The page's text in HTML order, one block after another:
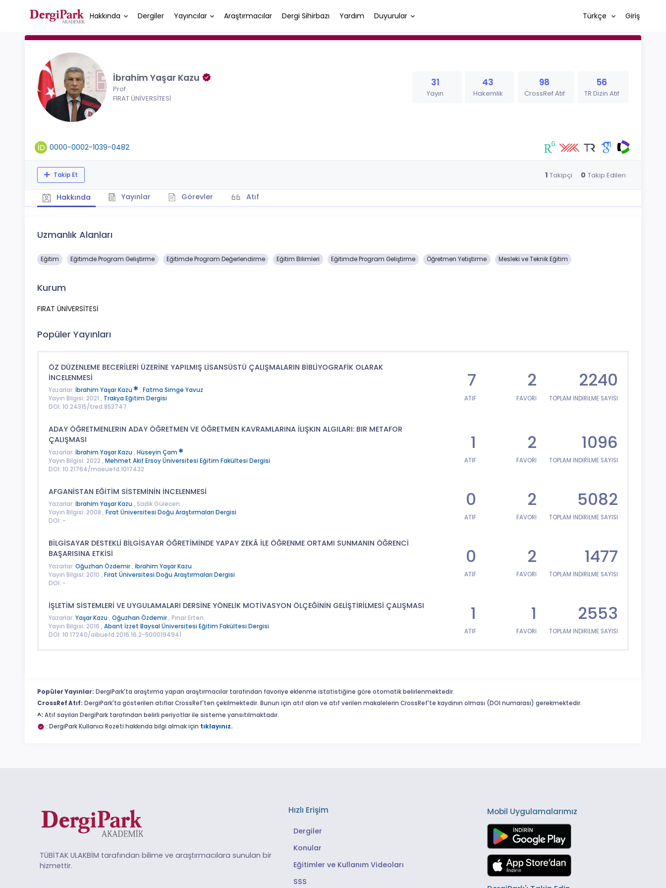
Hakkında Dergiler Yayıncılar Araştırmacılar Dergi Sihirbazı Yardım Duyurular Türkçe Giriş
İbrahim Yaşar Kazu
Prof.
FIRAT ÜNİVERSİTESİ
31
Yayın
43
Hakemlik
98
CrossRef Atıf
56
TR Dizin Atıf
0000-0002-1039-0482
Takip Et 1 Takipçi 0 Takip Edilen
Hakkında Yayınlar Görevler Atıf
Uzmanlık Alanları
Eğitim Eğitimde Program Geliştirme Eğitimde Program Değerlendirme Eğitim Bilimleri Eğitimde Program Geliştirme Öğretmen Yetiştirme Mesleki ve Teknik Eğitim
Kurum
FIRAT ÜNİVERSİTESİ
Popüler Yayınları
ÖZ DÜZENLEME BECERİLERİ ÜZERİNE YAPILMIŞ LİSANSÜSTÜ ÇALIŞMALARIN BİBLİYOGRAFİK OLARAK
İNCELENMESİ
Yazarlar: İbrahim Yaşar Kazu , Fatma Simge Yavuz
Yayın Bilgisi: 2021 , Trakya Eğitim Dergisi
DOI: 10.24315/tred.853747
7
ATIF
2
FAVORİ
2240
TOPLAM İNDİRİLME SAYISI
ADAY ÖĞRETMENLERIN ADAY ÖĞRETMEN VE ÖĞRETMEN KAVRAMLARINA İLIŞKIN ALGILARI: BIR METAFOR
ÇALIŞMASI
Yazarlar: İbrahim Yaşar Kazu , Hüseyin Çam
Yayın Bilgisi: 2022 , Mehmet Akif Ersoy Üniversitesi Eğitim Fakültesi Dergisi
DOI: 10.21764/maeuefd.1017432
1
ATIF
2
FAVORİ
1096
TOPLAM İNDİRİLME SAYISI
AFGANİSTAN EĞİTİM SİSTEMİNİN İNCELENMESİ
Yazarlar: İbrahim Yaşar Kazu , Sadik Gülecen
Yayın Bilgisi: 2008 , Fırat Üniversitesi Doğu Araştırmaları Dergisi
DOI: -
0
ATIF
2
FAVORİ
5082
TOPLAM İNDİRİLME SAYISI
BİLGİSAYAR DESTEKLİ BİLGİSAYAR ÖĞRETİMİNDE YAPAY ZEKÂ İLE ÖĞRENME ORTAMI SUNMANIN ÖĞRENCİ
BAŞARISINA ETKİSİ
Yazarlar: Oğuzhan Özdemir, İbrahim Yaşar Kazu
Yayın Bilgisi: 2010 , Fırat Üniversitesi Doğu Araştırmaları Dergisi
DOI: -
0
ATIF
2
FAVORİ
1477
TOPLAM İNDİRİLME SAYISI
İŞLETİM SİSTEMLERİ VE UYGULAMALARI DERSİNE YÖNELİK MOTİVASYON ÖLÇEĞİNİN GELİŞTİRİLMESİ ÇALIŞMASI
Yazarlar: Yaşar Kazu , Oğuzhan Özdemir, Pınar Erten
Yayın Bilgisi: 2016 , Abant İzzet Baysal Üniversitesi Eğitim Fakültesi Dergisi
DOI: 10.17240/aibuefd.2016.16.2-5000194941
1
ATIF
1
FAVORİ
2553
TOPLAM İNDİRİLME SAYISI
Popüler Yayınlar: DergiPark'ta araştırma yapan araştırmacılar tarafından favoriye eklenme istatistiğine göre otomatik belirlenmektedir.
CrossRef Atıf: DergiPark'ta gösterilen atıflar CrossRef'ten çekilmektedir. Bunun için atıf alan ve atıf verilen makalelerin CrossRef'te kaydının olması (DOI numarası) gerekmektedir.
^: Atıf sayıları DergiPark tarafından belirli periyotlar ile sisteme yansıtılmaktadır.
: DergiPark Kullanıcı Rozeti hakkında bilgi almak için tıklayınız.
TÜBİTAK ULAKBİM tarafından bilime ve araştırmacılara sunulan bir
hizmettir.
Hızlı Erişim
Dergiler
Konular
Eğitimler ve Kullanım Videoları
SSS
Mobil Uygulamalarımız